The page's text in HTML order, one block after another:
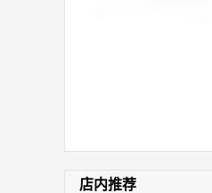
店内推荐